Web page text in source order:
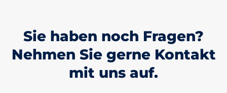
Sie haben noch Fragen?
Nehmen Sie gerne Kontakt
mit uns auf.